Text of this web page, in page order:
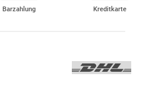
Barzahlung Kreditkarte